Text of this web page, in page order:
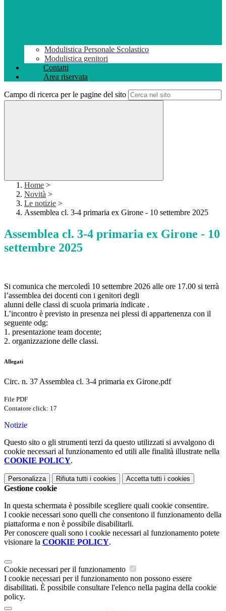
Modulistica Personale Scolastico
Modulistica genitori
Contatti
Area riservata
Campo di ricerca per le pagine del sito
Home >
Novità >
Le notizie >
Assemblea cl. 3-4 primaria ex Girone - 10 settembre 2025
Assemblea cl. 3-4 primaria ex Girone - 10
settembre 2025
Si comunica che mercoledì 10 settembre 2026 alle ore 17.00 si terrà
l’assemblea dei docenti con i genitori degli
alunni delle classi di scuola primaria indicate .
L’incontro è previsto in presenza nei plessi di appartenenza con il
seguente odg:
1. presentazione team docente;
2. organizzazione delle classi.
Allegati
Circ. n. 37 Assemblea cl. 3-4 primaria ex Girone.pdf
File PDF
Contatore click: 17
Notizie
Questo sito o gli strumenti terzi da questo utilizzati si avvalgono di
cookie necessari al funzionamento ed utili alle finalità illustrate nella
COOKIE POLICY.
Personalizza Rifiuta tutti i cookies Accetta tutti i cookies
Gestione cookie
In questa schermata è possibile scegliere quali cookie consentire.
I cookie necessari sono quelli che consentono il funzionamento della
piattaforma e non è possibile disabilitarli.
Per conoscere quali sono i cookie necessari al funzionamento potete
visionare la COOKIE POLICY.
Cookie necessari per il funzionamento
I cookie necessari per il funzionamento non possono essere
disabilitati. È possibile consultare l'elenco nella pagina della cookie
policy.